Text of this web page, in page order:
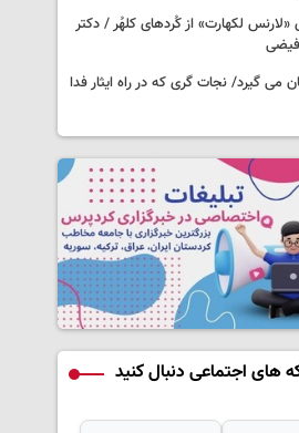
لکهارت» از کُردهای کلهُر / دکتر
می گیرد/ نجات گری که در راه ایثار فدا
های اجتماعی دنبال کنید